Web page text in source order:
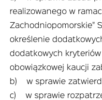
realizowanego w
Zachodniopomorskie"
określenie
dodatkowych
obowiązkowej kaucji
b) w sprawie
c) w sprawie